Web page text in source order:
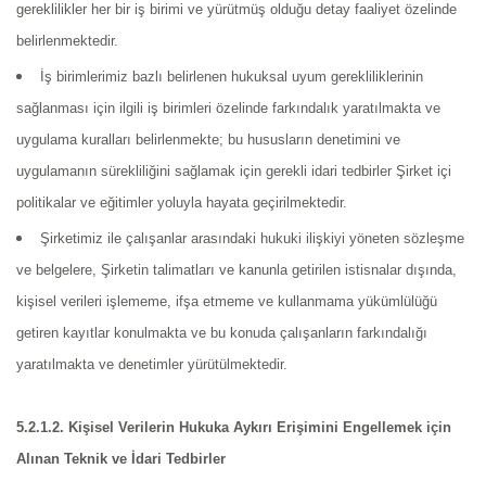
gereklilikler her bir iş birimi ve yürütmüş olduğu detay faaliyet özelinde
belirlenmektedir.
İş birimlerimiz bazlı belirlenen hukuksal uyum gerekliliklerinin
sağlanması için ilgili iş birimleri özelinde farkındalık yaratılmakta ve
uygulama kuralları belirlenmekte; bu hususların denetimini ve
uygulamanın sürekliliğini sağlamak için gerekli idari tedbirler Şirket içi
politikalar ve eğitimler yoluyla hayata geçirilmektedir.
Şirketimiz ile çalışanlar arasındaki hukuki ilişkiyi yöneten sözleşme
ve belgelere, Şirketin talimatları ve kanunla getirilen istisnalar dışında,
kişisel verileri işlememe, ifşa etmeme ve kullanmama yükümlülüğü
getiren kayıtlar konulmakta ve bu konuda çalışanların farkındalığı
yaratılmakta ve denetimler yürütülmektedir.
5.2.1.2. Kişisel Verilerin Hukuka Aykırı Erişimini Engellemek için
Alınan Teknik ve İdari Tedbirler